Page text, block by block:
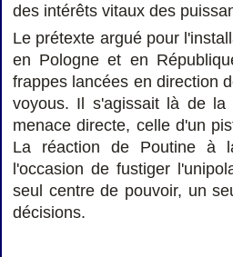
des intérêts vitaux des
Le prétexte argué pour
en Pologne et en
frappes lancées en direction
voyous. Il s'agissait là de
menace directe, celle d'un
La réaction de Poutine à
l'occasion de fustiger
seul centre de pouvoir, un
décisions.